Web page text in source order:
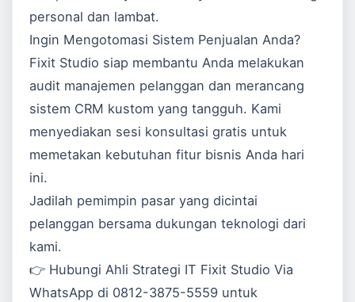
personal dan lambat.
Ingin Mengotomasi Sistem Penjualan Anda?
Fixit Studio siap membantu Anda melakukan
audit manajemen pelanggan dan merancang
sistem CRM kustom yang tangguh. Kami
menyediakan sesi konsultasi gratis untuk
memetakan kebutuhan fitur bisnis Anda hari
ini.
Jadilah pemimpin pasar yang dicintai
pelanggan bersama dukungan teknologi dari
kami.
👉 Hubungi Ahli Strategi IT Fixit Studio Via
WhatsApp di 0812-3875-5559 untuk